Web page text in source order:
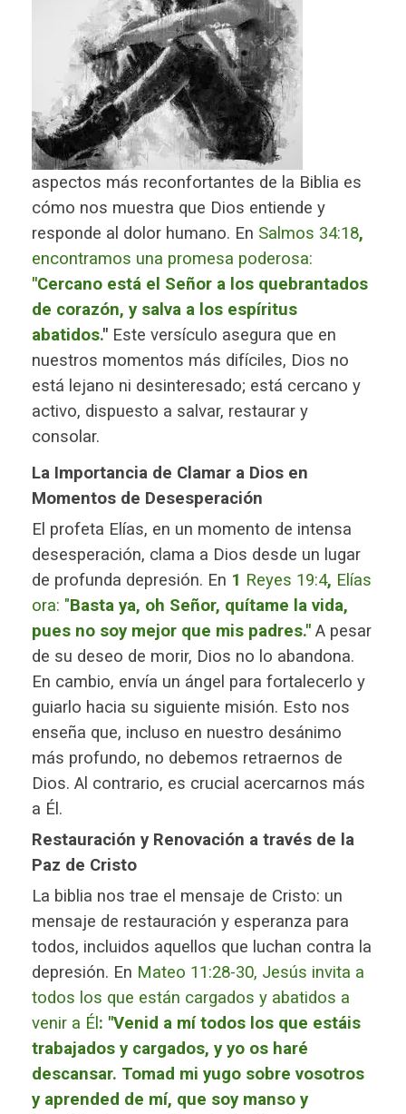
aspectos más reconfortantes de la Biblia es
cómo nos muestra que Dios entiende y
responde al dolor humano. En Salmos 34:18,
encontramos una promesa poderosa:
"Cercano está el Señor a los quebrantados
de corazón, y salva a los espíritus
abatidos." Este versículo asegura que en
nuestros momentos más difíciles, Dios no
está lejano ni desinteresado; está cercano y
activo, dispuesto a salvar, restaurar y
consolar.
La Importancia de Clamar a Dios en
Momentos de Desesperación
El profeta Elías, en un momento de intensa
desesperación, clama a Dios desde un lugar
de profunda depresión. En 1 Reyes 19:4, Elías
ora: "Basta ya, oh Señor, quítame la vida,
pues no soy mejor que mis padres." A pesar
de su deseo de morir, Dios no lo abandona.
En cambio, envía un ángel para fortalecerlo y
guiarlo hacia su siguiente misión. Esto nos
enseña que, incluso en nuestro desánimo
más profundo, no debemos retraernos de
Dios. Al contrario, es crucial acercarnos más
a Él.
Restauración y Renovación a través de la
Paz de Cristo
La biblia nos trae el mensaje de Cristo: un
mensaje de restauración y esperanza para
todos, incluidos aquellos que luchan contra la
depresión. En Mateo 11:28-30, Jesús invita a
todos los que están cargados y abatidos a
venir a Él : "Venid a mí todos los que estáis
trabajados y cargados, y yo os haré
descansar. Tomad mi yugo sobre vosotros
y aprended de mí, que soy manso y